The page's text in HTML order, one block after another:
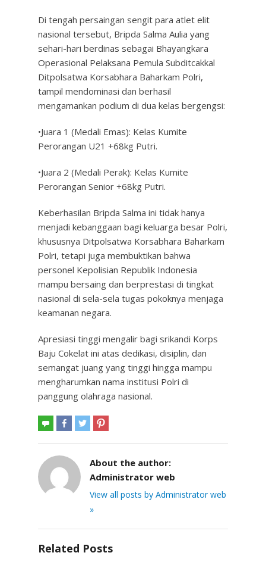
Di tengah persaingan sengit para atlet elit
nasional tersebut, Bripda Salma Aulia yang
sehari-hari berdinas sebagai Bhayangkara
Operasional Pelaksana Pemula Subditcakkal
Ditpolsatwa Korsabhara Baharkam Polri,
tampil mendominasi dan berhasil
mengamankan podium di dua kelas bergengsi:
•Juara 1 (Medali Emas): Kelas Kumite
Perorangan U21 +68kg Putri.
•Juara 2 (Medali Perak): Kelas Kumite
Perorangan Senior +68kg Putri.
Keberhasilan Bripda Salma ini tidak hanya
menjadi kebanggaan bagi keluarga besar Polri,
khususnya Ditpolsatwa Korsabhara Baharkam
Polri, tetapi juga membuktikan bahwa
personel Kepolisian Republik Indonesia
mampu bersaing dan berprestasi di tingkat
nasional di sela-sela tugas pokoknya menjaga
keamanan negara.
Apresiasi tinggi mengalir bagi srikandi Korps
Baju Cokelat ini atas dedikasi, disiplin, dan
semangat juang yang tinggi hingga mampu
mengharumkan nama institusi Polri di
panggung olahraga nasional.
About the author:
Administrator web
View all posts by Administrator web
»
Related Posts